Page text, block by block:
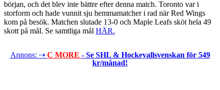
början, och det blev inte bättre efter denna match. Toronto var i
storform och hade vunnit sju hemmamatcher i rad när Red Wings
kom på besök. Matchen slutade 13-0 och Maple Leafs sköt hela 49
skott på mål. Se samtliga mål HÄR.
Annons: ⇢ C MORE - Se SHL & Hockeyallsvenskan för 549
kr/månad!